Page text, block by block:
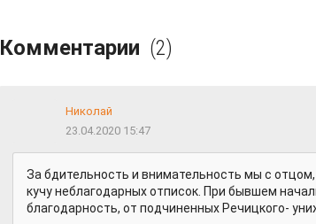
Комментарии (2)
Николай
23.04.2020 15:47
За бдительность и внимательность мы с
кучу неблагодарных отписок. При бывшем
благодарность, от подчиненных Речицкого-